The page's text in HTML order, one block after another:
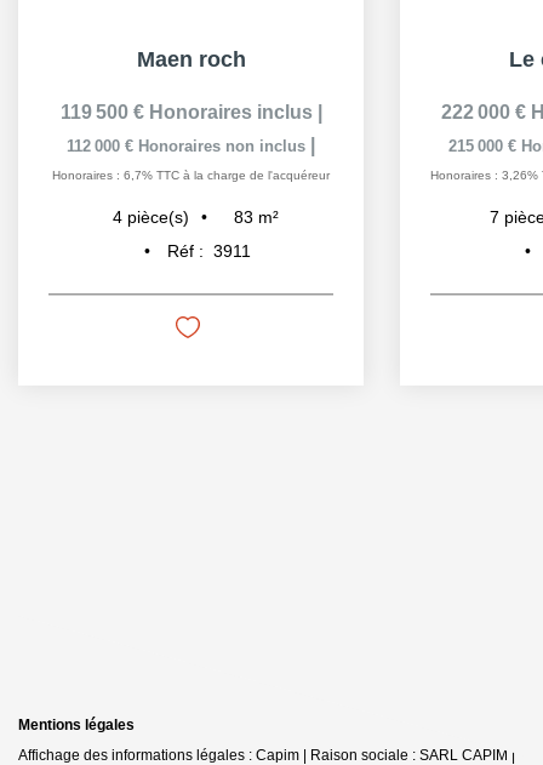
Maen roch
119 500 € Honoraires inclus
112 000 € Honoraires non inclus
Honoraires : 6,7% TTC à la charge de l'acquéreur
4 pièce(s) 83 m²
Réf : 3911
Le
222 000 €
215 000 €
Honoraires : 3,26%
7
Mentions légales
Affichage des informations légales : Capim | Raison sociale : SARL CAPIM |